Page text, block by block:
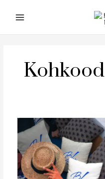
Kohkood
Blu
Koh
Kood